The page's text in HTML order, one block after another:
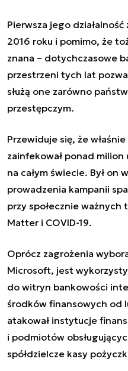
Pierwsza jego
2016 roku i pomimo, że
znana – dotychczasowe
przestrzeni tych lat
służą one zarówno
przestępczym.
Przewiduje się, że
zainfekował ponad
na całym świecie. Był
prowadzenia kampanii
przy społecznie ważnych
Matter i COVID-19.
Oprócz zagrożenia
Microsoft, jest
do witryn bankowości
środków finansowych od
atakował instytucje
i podmiotów
spółdzielcze kasy